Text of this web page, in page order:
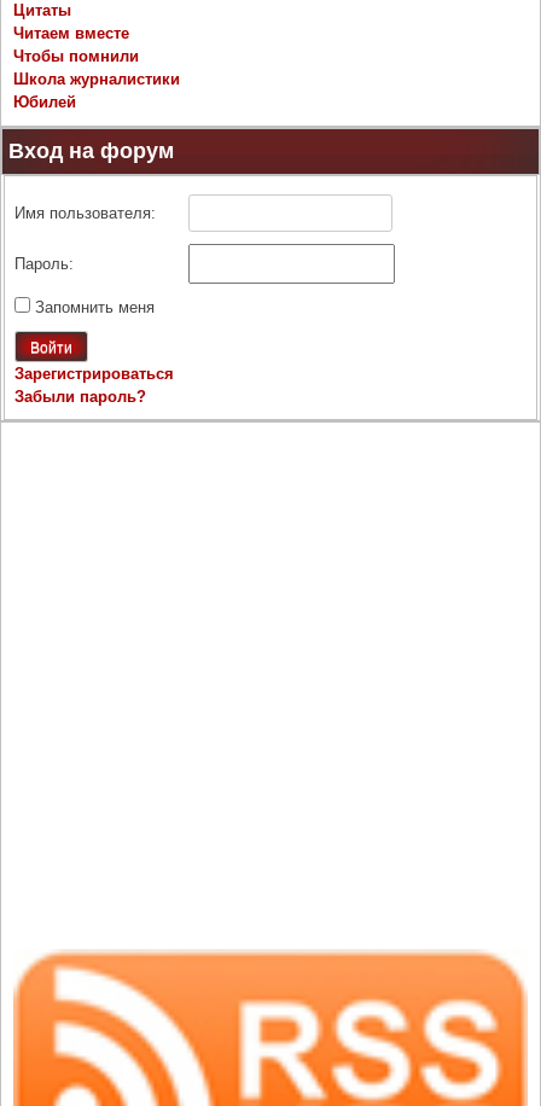
Цитаты
Читаем вместе
Чтобы помнили
Школа журналистики
Юбилей
Вход на форум
Имя пользователя:
Пароль:
Запомнить меня
Войти
Зарегистрироваться
Забыли пароль?